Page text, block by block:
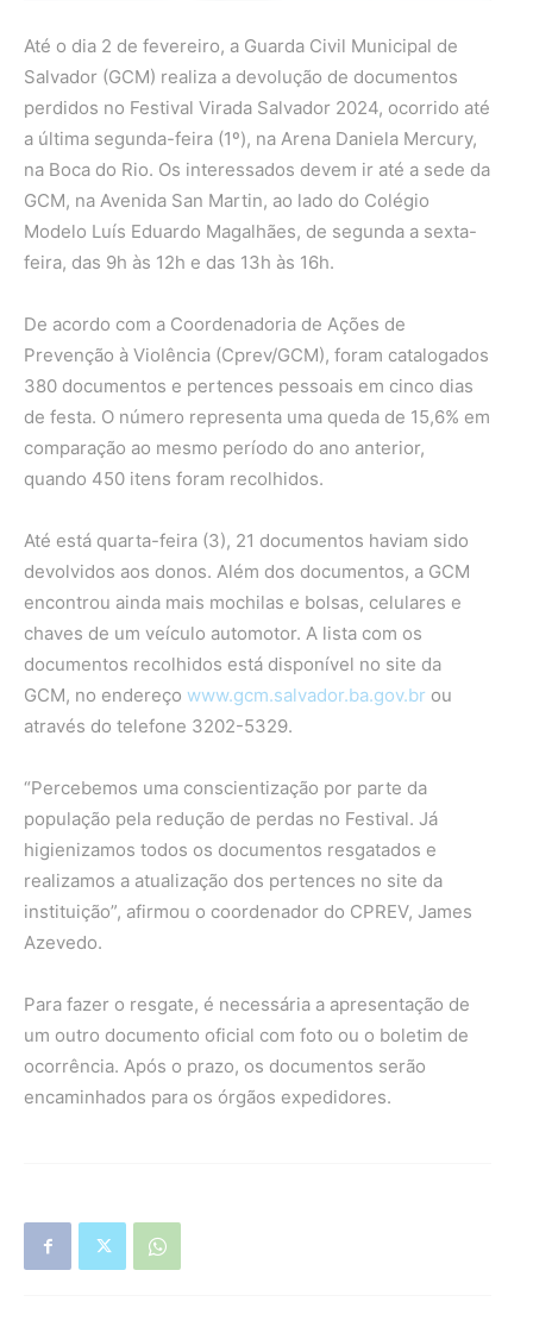
Até o dia 2 de fevereiro, a Guarda Civil Municipal de
Salvador (GCM) realiza a devolução de documentos
perdidos no Festival Virada Salvador 2024, ocorrido até
a última segunda-feira (1º), na Arena Daniela Mercury,
na Boca do Rio. Os interessados devem ir até a sede da
GCM, na Avenida San Martin, ao lado do Colégio
Modelo Luís Eduardo Magalhães, de segunda a sexta-
feira, das 9h às 12h e das 13h às 16h.
De acordo com a Coordenadoria de Ações de
Prevenção à Violência (Cprev/GCM), foram catalogados
380 documentos e pertences pessoais em cinco dias
de festa. O número representa uma queda de 15,6% em
comparação ao mesmo período do ano anterior,
quando 450 itens foram recolhidos.
Até está quarta-feira (3), 21 documentos haviam sido
devolvidos aos donos. Além dos documentos, a GCM
encontrou ainda mais mochilas e bolsas, celulares e
chaves de um veículo automotor. A lista com os
documentos recolhidos está disponível no site da
GCM, no endereço www.gcm.salvador.ba.gov.br ou
através do telefone 3202-5329.
“Percebemos uma conscientização por parte da
população pela redução de perdas no Festival. Já
higienizamos todos os documentos resgatados e
realizamos a atualização dos pertences no site da
instituição”, afirmou o coordenador do CPREV, James
Azevedo.
Para fazer o resgate, é necessária a apresentação de
um outro documento oficial com foto ou o boletim de
ocorrência. Após o prazo, os documentos serão
encaminhados para os órgãos expedidores.